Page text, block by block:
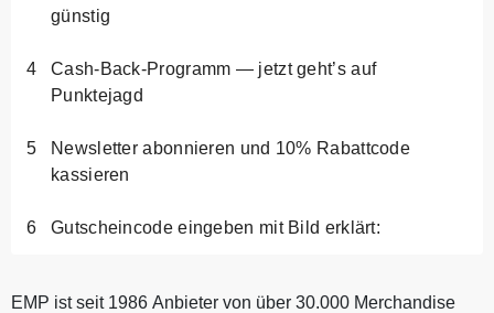
günstig
Cash-Back-Programm — jetzt geht’s auf
Punktejagd
Newsletter abonnieren und 10% Rabattcode
kassieren
Gutscheincode eingeben mit Bild erklärt:
EMP ist seit 1986 Anbieter von über 30.000 Merchandise